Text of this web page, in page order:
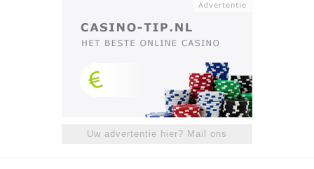
Uw advertentie hier? Mail ons